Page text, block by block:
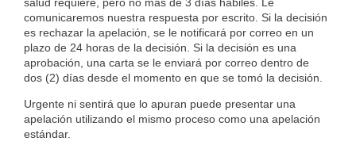
salud requiere, pero no más de 3 días hábiles. Le
comunicaremos nuestra respuesta por escrito. Si la decisión
es rechazar la apelación, se le notificará por correo en un
plazo de 24 horas de la decisión. Si la decisión es una
aprobación, una carta se le enviará por correo dentro de
dos (2) días desde el momento en que se tomó la decisión.
Urgente ni sentirá que lo apuran puede presentar una
apelación utilizando el mismo proceso como una apelación
estándar.